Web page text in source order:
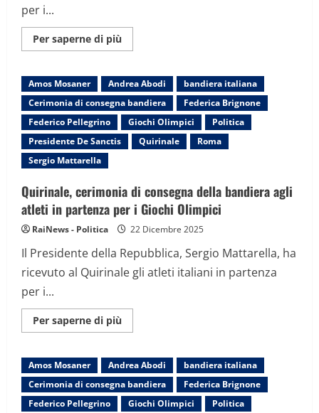
per i...
Per saperne di più
informazioni
cerimonia
di
consegna
della
bandiera
agli
atleti
in
Giochi
Olimpici
Amos Mosaner Andrea Abodi
bandiera italiana
Cerimonia di consegna bandiera
Federica Brignone
Federico Pellegrino
Giochi Olimpici
Politica
Presidente De Sanctis
Quirinale
Roma
Sergio Mattarella
Quirinale, cerimonia di consegna della bandiera agli
atleti in partenza per i Giochi Olimpici
RaiNews - Politica 22 Dicembre 2025
Il Presidente della Repubblica, Sergio Mattarella, ha
ricevuto al Quirinale gli atleti italiani in partenza
per i...
Per saperne di più
informazioni
cerimonia
di
consegna
della
bandiera
agli
Amos Mosaner Andrea Abodi
bandiera italiana
Cerimonia di consegna bandiera
Federica Brignone
Federico Pellegrino
Giochi Olimpici
Politica